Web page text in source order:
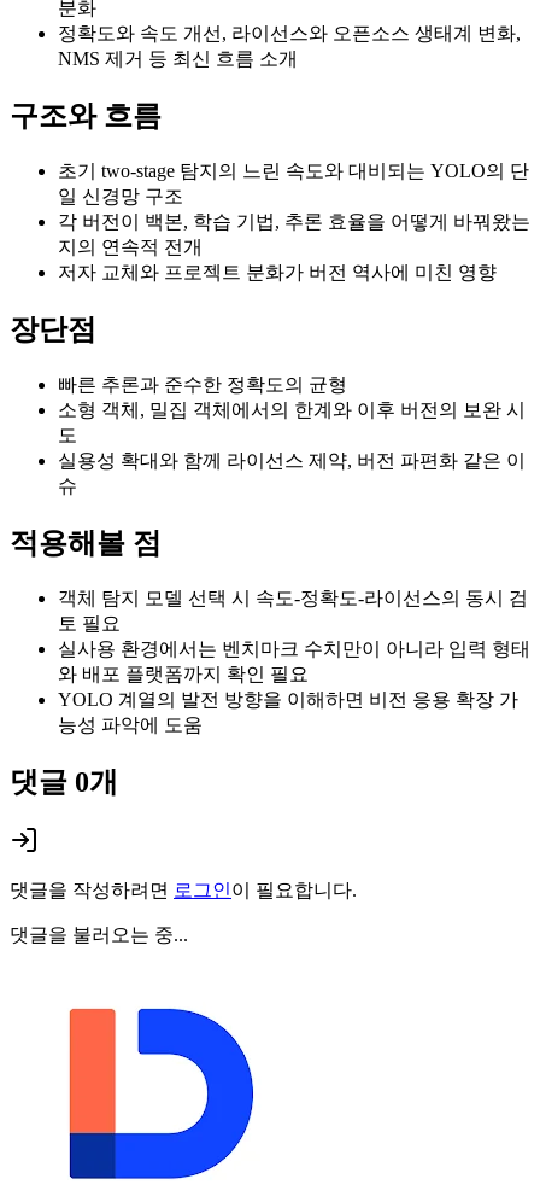
분화
정확도와 속도 개선, 라이선스와 오픈소스 생태계 변화,
NMS 제거 등 최신 흐름 소개
구조와 흐름
초기 two-stage 탐지의 느린 속도와 대비되는 YOLO의 단
일 신경망 구조
각 버전이 백본, 학습 기법, 추론 효율을 어떻게 바꿔왔는
지의 연속적 전개
저자 교체와 프로젝트 분화가 버전 역사에 미친 영향
장단점
빠른 추론과 준수한 정확도의 균형
소형 객체, 밀집 객체에서의 한계와 이후 버전의 보완 시
도
실용성 확대와 함께 라이선스 제약, 버전 파편화 같은 이
슈
적용해볼 점
객체 탐지 모델 선택 시 속도-정확도-라이선스의 동시 검
토 필요
실사용 환경에서는 벤치마크 수치만이 아니라 입력 형태
와 배포 플랫폼까지 확인 필요
YOLO 계열의 발전 방향을 이해하면 비전 응용 확장 가
능성 파악에 도움
댓글 0개
댓글을 작성하려면 로그인이 필요합니다.
댓글을 불러오는 중...